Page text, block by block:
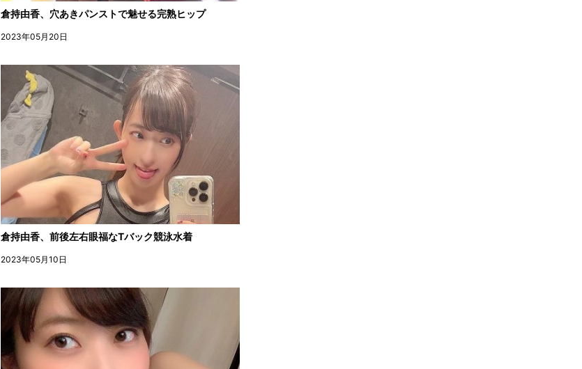
倉持由香、穴あきパンストで魅せる完熟ヒップ
2023年05月20日
倉持由香、前後左右眼福なTバック競泳水着
2023年05月10日